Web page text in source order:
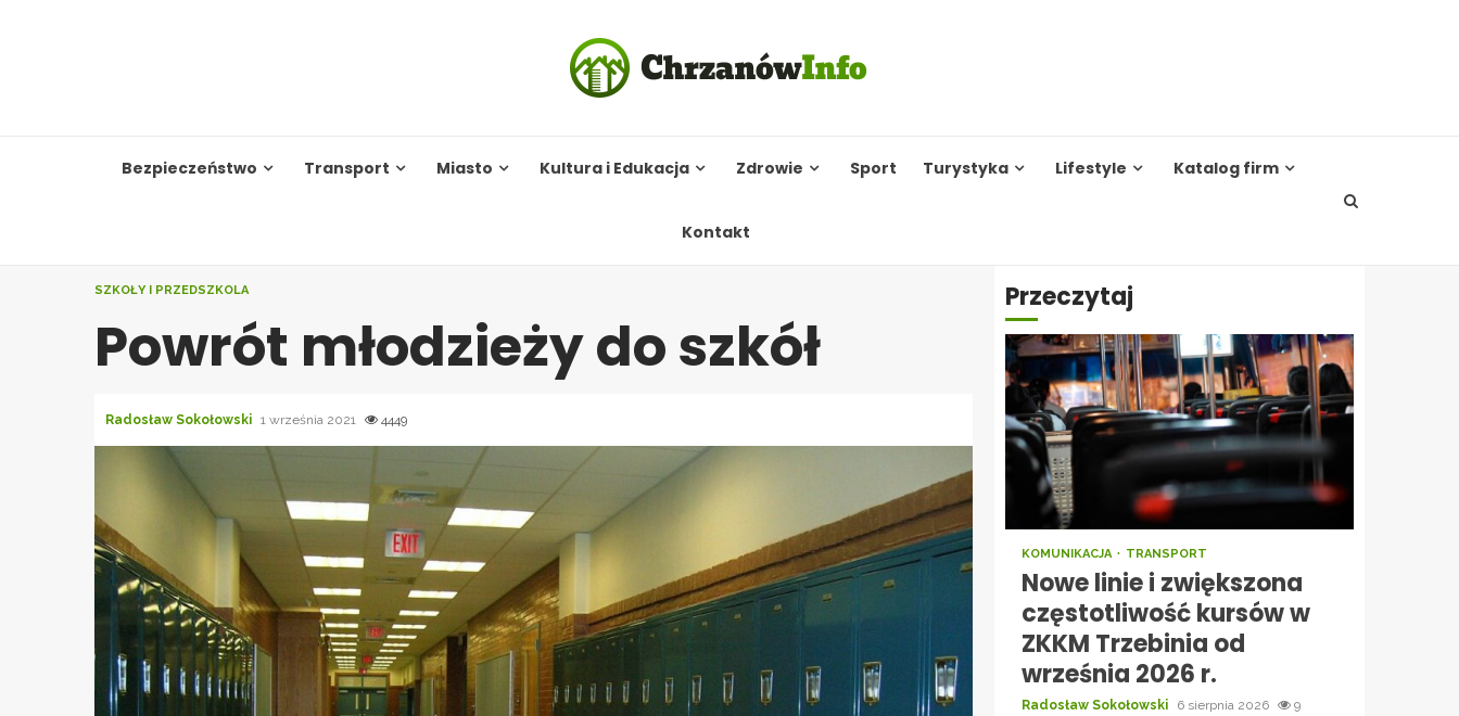
Bezpieczeństwo Transport Miasto Kultura i Edukacja Zdrowie Sport Turystyka Lifestyle Katalog firm
Kontakt
SZKOŁY I PRZEDSZKOLA
Powrót młodzieży do szkół
Radosław Sokołowski 1 września 2021 4449
Przeczytaj
KOMUNIKACJA TRANSPORT
Nowe linie i zwiększona
częstotliwość kursów w
ZKKM Trzebinia od
września 2026 r.
Radosław Sokołowski 6 sierpnia 2026 9